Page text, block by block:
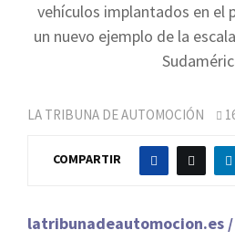
vehículos implantados en el
un nuevo ejemplo de la
LA TRIBUNA DE AUTOMOCIÓN
COMPARTIR
latribunadeautomocion.es